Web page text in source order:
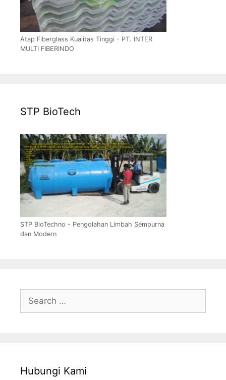
Atap Fiberglass Kualitas Tinggi - PT. INTER
MULTI FIBERINDO
STP BioTech
STP BioTechno - Pengolahan Limbah Sempurna
dan Modern
for:
Hubungi Kami